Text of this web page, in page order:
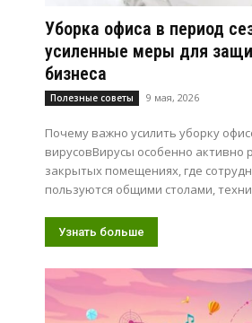
Уборка офиса в период
усиленные меры для
бизнеса
Полезные советы 9 мая, 2026
Почему важно усилить уборку
вирусовВирусы особенно активно
закрытых помещениях, где
пользуются общими столами,
Узнать больше